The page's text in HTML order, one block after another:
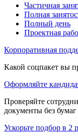
Частичная
Полная
Полный день
Проектная
Корпоративная
Какой соцпакет вы
Оформляйте
Проверяйте
документы без
Ускорьте подбор в 2